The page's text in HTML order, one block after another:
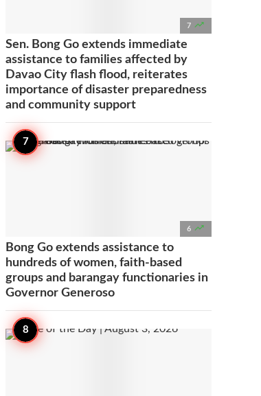
7 
Sen. Bong Go extends immediate
assistance to families affected by
Davao City flash flood, reiterates
importance of disaster preparedness
and community support
6 
Bong Go extends assistance to
hundreds of women, faith-based
groups and barangay functionaries in
Governor Generoso